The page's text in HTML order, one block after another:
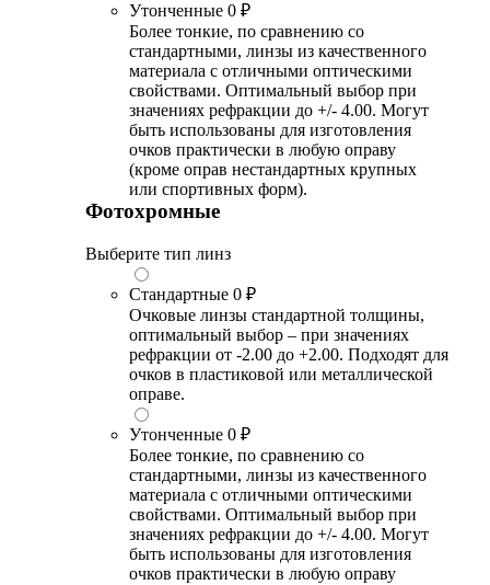
Утонченные 0 ₽
Более тонкие, по сравнению со
стандартными, линзы из качественного
материала с отличными оптическими
свойствами. Оптимальный выбор при
значениях рефракции до +/- 4.00. Могут
быть использованы для изготовления
очков практически в любую оправу
(кроме оправ нестандартных крупных
или спортивных форм).
Фотохромные
Выберите тип линз
Стандартные 0 ₽
Очковые линзы стандартной толщины,
оптимальный выбор – при значениях
рефракции от -2.00 до +2.00. Подходят для
очков в пластиковой или металлической
оправе.
Утонченные 0 ₽
Более тонкие, по сравнению со
стандартными, линзы из качественного
материала с отличными оптическими
свойствами. Оптимальный выбор при
значениях рефракции до +/- 4.00. Могут
быть использованы для изготовления
очков практически в любую оправу